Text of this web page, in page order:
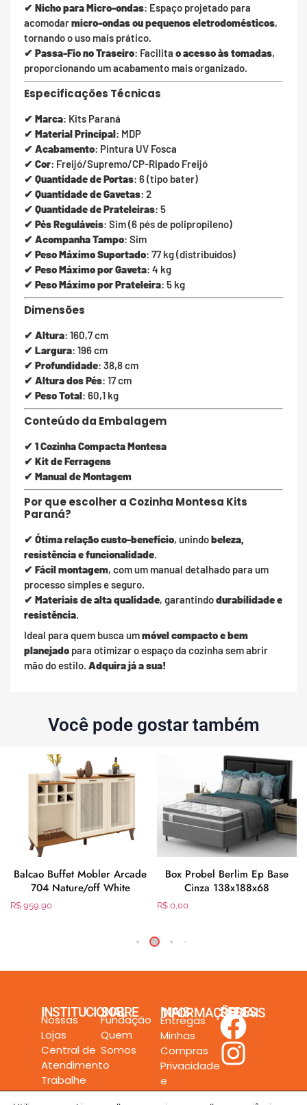
✔ Nicho para Micro-ondas: Espaço projetado para
acomodarmicro-ondas ou pequenos eletrodomésticos,
tornando o uso mais prático.
✔ Passa-Fio no Traseiro: Facilita o acesso às tomadas,
proporcionando um acabamento mais organizado.
Especificações Técnicas
✔ Marca: Kits Paraná
✔ Material Principal: MDP
✔ Acabamento: Pintura UV Fosca
✔ Cor: Freijó/Supremo/CP-Ripado Freijó
✔ Quantidade de Portas: 6 (tipo bater)
✔ Quantidade de Gavetas: 2
✔ Quantidade de Prateleiras: 5
✔ Pés Reguláveis: Sim (6 pés de polipropileno)
✔ Acompanha Tampo: Sim
✔ Peso Máximo Suportado: 77 kg (distribuídos)
✔ Peso Máximo por Gaveta: 4 kg
✔ Peso Máximo por Prateleira: 5 kg
Dimensões
✔ Altura: 160,7 cm
✔ Largura: 196 cm
✔ Profundidade: 38,8 cm
✔ Altura dos Pés: 17 cm
✔ Peso Total: 60,1 kg
Conteúdo da Embalagem
✔ 1 Cozinha Compacta Montesa
✔ Kit de Ferragens
✔ Manual de Montagem
Por que escolher a Cozinha Montesa Kits
Paraná?
✔ Ótima relação custo-benefício, unindobeleza,
resistência e funcionalidade.
✔ Fácil montagem, com um manual detalhado para um
processo simples e seguro.
✔ Materiais de alta qualidade, garantindodurabilidade e
resistência.
Ideal para quem busca ummóvel compacto e bem
planejado para otimizar o espaço da cozinha sem abrir
mão do estilo. Adquira já a sua!
Você pode gostar também
Balcao Buffet Mobler Arcade
704 Nature/off White
R$ 959,90
Box Probel Berlim Ep Base
Cinza 138x188x68
R$ 0,00
INSTITUCIONAL
Nossas
Lojas
Central de
Atendimento
Trabalhe
Conosco
SOBRE
Fundação
Quem
Somos
MAIS INFORMAÇÕES
Entregas
Minhas
Compras
Privacidade
e
Segurança
REDES SOCIAIS